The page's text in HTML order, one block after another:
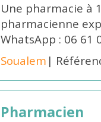
Une pharmacie à
pharmacienne
WhatsApp : 06 61
Soualem |
Pharmacien